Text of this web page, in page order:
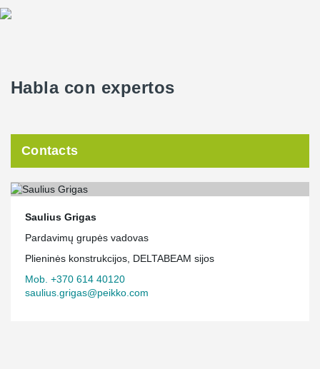
Habla con expertos
Contacts
Saulius Grigas
Pardavimų grupės vadovas
Plieninės konstrukcijos, DELTABEAM sijos
Mob. +370 614 40120
saulius.grigas@peikko.com